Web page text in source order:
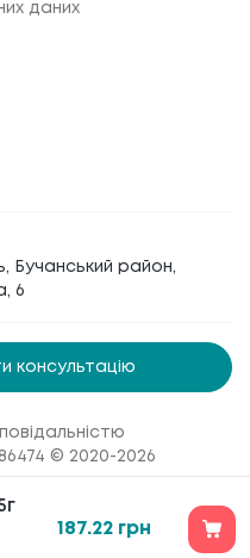
187.22 грн
187.22 грн
даних
Бучанський район,
6
консультацію
© 2020-2026